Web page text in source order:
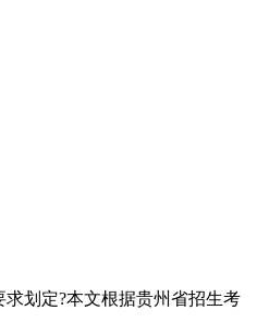
划定?本文根据贵州省招生考